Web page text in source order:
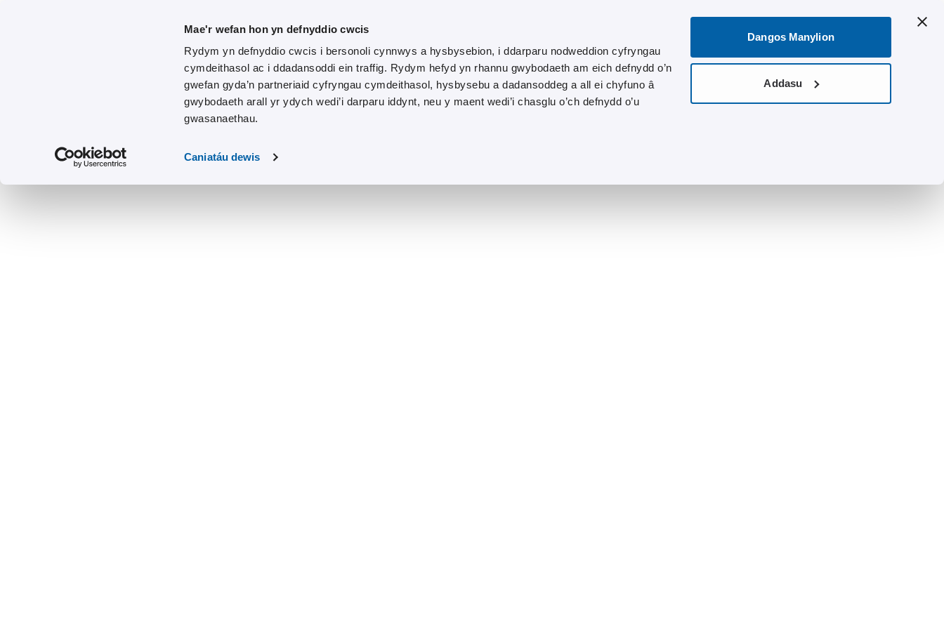
Mae'r wefan hon yn defnyddio cwcis
Rydym yn defnyddio cwcis i bersonoli cynnwys a hysbysebion, i ddarparu nodweddion cyfryngau
cymdeithasol ac i ddadansoddi ein traffig. Rydym hefyd yn rhannu gwybodaeth am eich defnydd o’n
gwefan gyda’n partneriaid cyfryngau cymdeithasol, hysbysebu a dadansoddeg a all ei chyfuno â
gwybodaeth arall yr ydych wedi’i darparu iddynt, neu y maent wedi’i chasglu o’ch defnydd o’u
gwasanaethau.
Caniatáu dewis
Dangos Manylion
Addasu